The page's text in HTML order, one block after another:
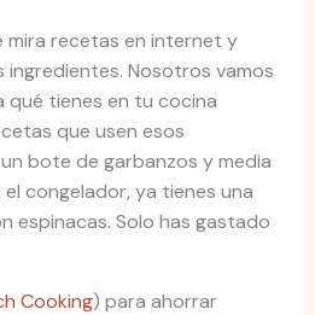
mira recetas en internet y
ingredientes. Nosotros vamos
qué tienes en tu cocina
que usen esos
bote de garbanzos y media
congelador, ya tienes una
espinacas. Solo has gastado
Cooking) para ahorrar